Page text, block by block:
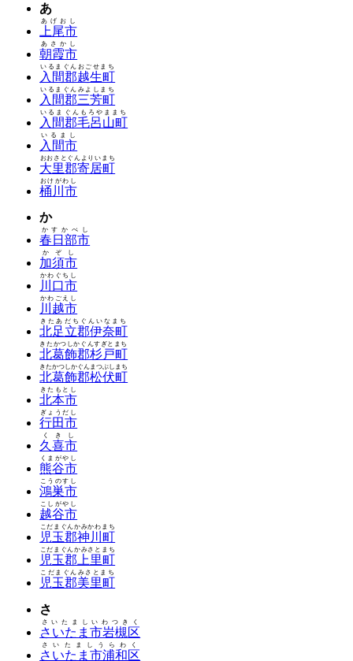
あ
上尾市
あげおし
朝霞市
あさかし
入間郡越生町
いるまぐんおごせまち
入間郡三芳町
いるまぐんみよしまち
入間郡毛呂山町
いるまぐんもろやままち
入間市
いるまし
大里郡寄居町
おおさとぐんよりいまち
桶川市
おけがわし
か
春日部市
かすかべし
加須市
かぞし
川口市
かわぐちし
川越市
かわごえし
北足立郡伊奈町
きたあだちぐんいなまち
北葛飾郡杉戸町
きたかつしかぐんすぎとまち
北葛飾郡松伏町
きたかつしかぐんまつぶしまち
北本市
きたもとし
行田市
ぎょうだし
久喜市
くきし
熊谷市
くまがやし
鴻巣市
こうのすし
越谷市
こしがやし
児玉郡神川町
こだまぐんかみかわまち
児玉郡上里町
こだまぐんかみさとまち
児玉郡美里町
こだまぐんみさとまち
さ
さいたま市岩槻区
さいたましいわつきく
さいたま市浦和区
さいたましうらわく